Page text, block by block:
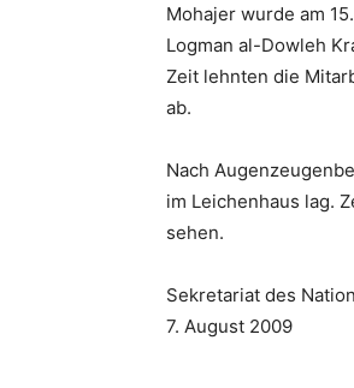
Mohajer wurde am
Logman al-Dowleh
Zeit lehnten die
ab.
Nach
im Leichenhaus lag.
sehen.
Sekretariat des
7. August 2009